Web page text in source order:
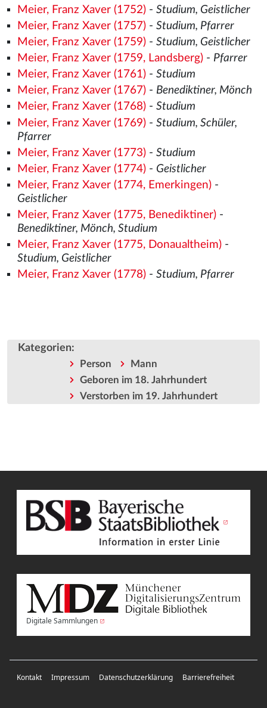
Meier, Franz Xaver (1752)- Studium, Geistlicher
Meier, Franz Xaver (1757)- Studium, Pfarrer
Meier, Franz Xaver (1759)- Studium, Geistlicher
Meier, Franz Xaver (1759, Landsberg)- Pfarrer
Meier, Franz Xaver (1761)- Studium
Meier, Franz Xaver (1767)- Benediktiner, Mönch
Meier, Franz Xaver (1768)- Studium
Meier, Franz Xaver (1769)- Studium, Schüler,
Pfarrer
Meier, Franz Xaver (1773)- Studium
Meier, Franz Xaver (1774)- Geistlicher
Meier, Franz Xaver (1774, Emerkingen)-
Geistlicher
Meier, Franz Xaver (1775, Benediktiner)-
Benediktiner, Mönch, Studium
Meier, Franz Xaver (1775, Donaualtheim)-
Studium, Geistlicher
Meier, Franz Xaver (1778)- Studium, Pfarrer
Kategorien:
Person
Mann
Geboren im 18. Jahrhundert
Verstorben im 19. Jahrhundert
Digitale Sammlungen
Kontakt Impressum Datenschutzerklärung Barrierefreiheit